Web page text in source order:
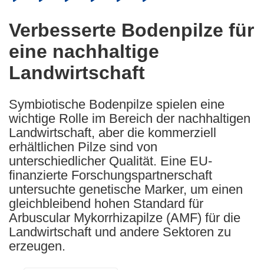
available
the
following
languages:
Verbesserte Bodenpilze für
eine nachhaltige
Landwirtschaft
Symbiotische Bodenpilze spielen eine
wichtige Rolle im Bereich der nachhaltigen
Landwirtschaft, aber die kommerziell
erhältlichen Pilze sind von
unterschiedlicher Qualität. Eine EU-
finanzierte Forschungspartnerschaft
untersuchte genetische Marker, um einen
gleichbleibend hohen Standard für
Arbuscular Mykorrhizapilze (AMF) für die
Landwirtschaft und andere Sektoren zu
erzeugen.